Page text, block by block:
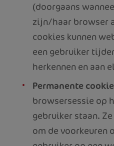
(doorgaans
zijn/haar browser
cookies kunnen
een gebruiker
herkennen en aan
Permanente
browsersessie op
gebruiker staan.
om de voorkeuren